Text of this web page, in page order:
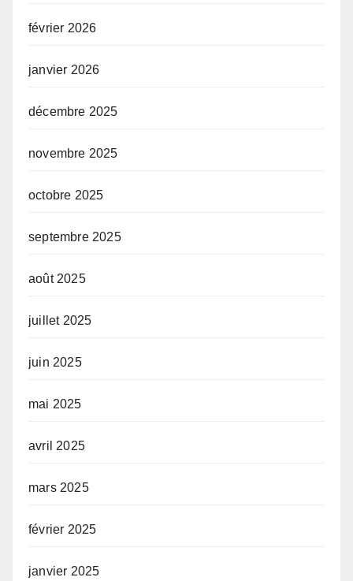
février 2026
janvier 2026
décembre 2025
novembre 2025
octobre 2025
septembre 2025
août 2025
juillet 2025
juin 2025
mai 2025
avril 2025
mars 2025
février 2025
janvier 2025